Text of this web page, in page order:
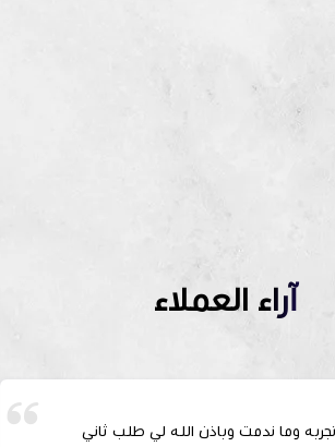
آراء العملاء
دائماً وابداً 🤍🤍